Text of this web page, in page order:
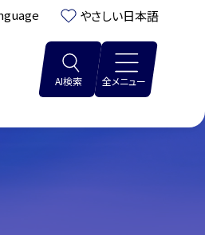
やさしい日本語
AI検索 全メニュー